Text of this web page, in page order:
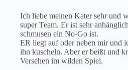
Ich liebe meinen Kater sehr und
super Team. Er ist sehr
schmusen ein No-Go ist.
ER liegt auf oder neben mir und
ihn kuscheln. Aber er beißt und
Versehen im wilden Spiel.